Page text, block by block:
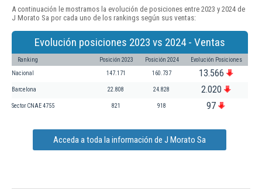
A continuación le mostramos la evolución de posiciones entre 2023 y 2024 de
J Morato Sa por cada uno de los rankings según sus ventas:
Evolución posiciones 2023 vs 2024 - Ventas
Ranking Posición 2023 Posición 2024 Evolución Posiciones
Nacional 147.171 160.737 13.566
Barcelona 22.808 24.828 2.020
Sector CNAE 4755 821 918 97
Acceda a toda la información de J Morato Sa